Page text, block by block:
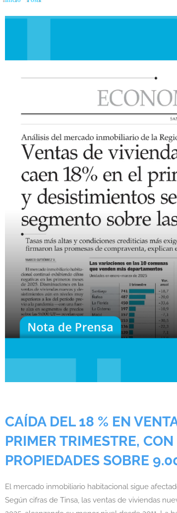
CAÍDA DEL 18 % EN
PRIMER TRIMESTRE,
PROPIEDADES SOBRE
El mercado inmobiliario habitacional sigue
Según cifras de Tinsa, las ventas de viviendas